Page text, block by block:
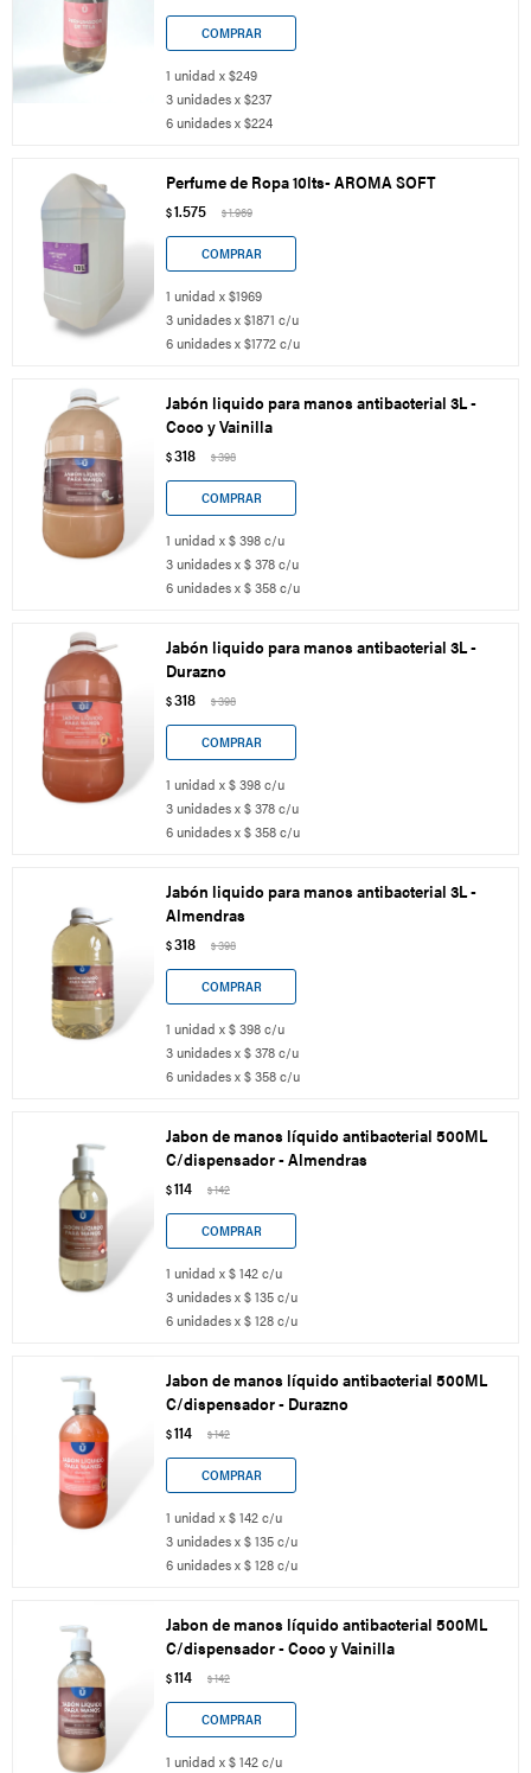
1 unidad x $249
3 unidades x $237
6 unidades x $224
Perfume de Ropa 10lts- AROMA SOFT
$1.575 $1.969
1 unidad x $1969
3 unidades x $1871 c/u
6 unidades x $1772 c/u
Jabón liquido para manos antibacterial 3L -
Coco y Vainilla
$318 $398
1 unidad x $ 398 c/u
3 unidades x $ 378 c/u
6 unidades x $ 358 c/u
Jabón liquido para manos antibacterial 3L -
Durazno
$318 $398
1 unidad x $ 398 c/u
3 unidades x $ 378 c/u
6 unidades x $ 358 c/u
Jabón liquido para manos antibacterial 3L -
Almendras
$318 $398
1 unidad x $ 398 c/u
3 unidades x $ 378 c/u
6 unidades x $ 358 c/u
Jabon de manos líquido antibacterial 500ML
C/dispensador - Almendras
$114 $142
1 unidad x $ 142 c/u
3 unidades x $ 135 c/u
6 unidades x $ 128 c/u
Jabon de manos líquido antibacterial 500ML
C/dispensador - Durazno
$114 $142
1 unidad x $ 142 c/u
3 unidades x $ 135 c/u
6 unidades x $ 128 c/u
Jabon de manos líquido antibacterial 500ML
C/dispensador - Coco y Vainilla
$114 $142
1 unidad x $ 142 c/u